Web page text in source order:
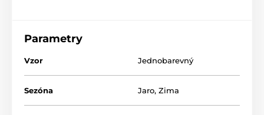
Parametry
Vzor Jednobarevný
Sezóna Jaro, Zima